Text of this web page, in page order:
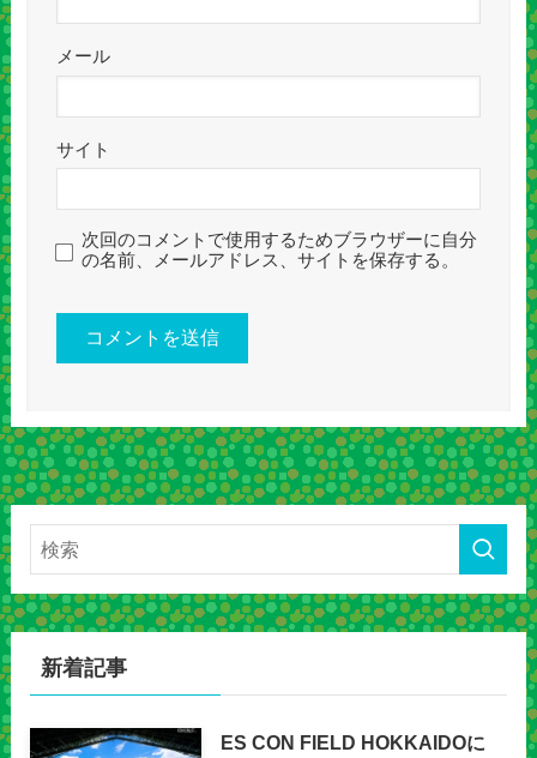
メール
サイト
次回のコメントで使用するためブラウザーに自分
の名前、メールアドレス、サイトを保存する。
新着記事
ES CON FIELD HOKKAIDOに